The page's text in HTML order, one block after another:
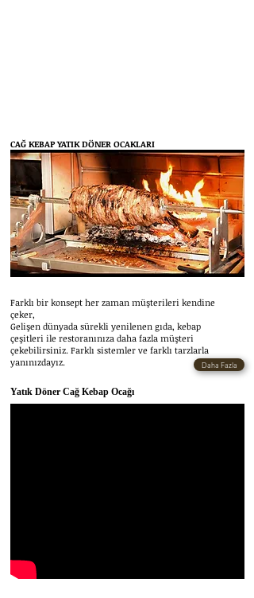
CAĞ KEBAP YATIK DÖNER OCAKLARI
Farklı bir konsept her zaman müşterileri kendine
çeker,
Gelişen dünyada sürekli yenilenen gıda, kebap
çeşitleri ile restoranınıza daha fazla müşteri
çekebilirsiniz. Farklı sistemler ve farklı tarzlarla
yanınızdayız.
Daha Fazla
Yatık Döner Cağ Kebap Ocağı